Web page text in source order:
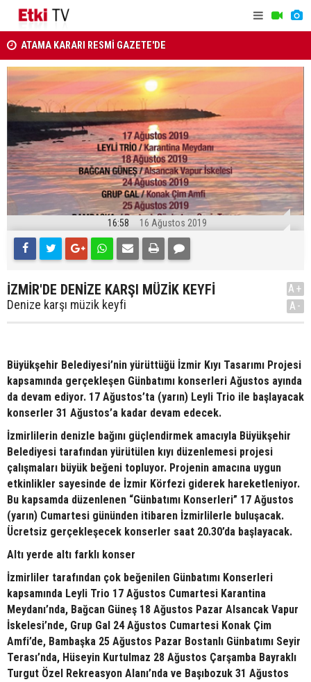
ATAMA KARARI RESMİ GAZETE'DE
Menderes Belediye Başkanı İlkay Çiçek görevden
uzaklaştırıldı aydınlatıldı
16:58 16 Ağustos 2019
İZMİR'DE DENİZE KARŞI MÜZİK KEYFİ
Denize karşı müzik keyfi
A+
A-
Büyükşehir Belediyesi’nin yürüttüğü İzmir Kıyı Tasarımı Projesi
kapsamında gerçekleşen Günbatımı konserleri Ağustos ayında
da devam ediyor. 17 Ağustos’ta (yarın) Leyli Trio ile başlayacak
konserler 31 Ağustos’a kadar devam edecek.
İzmirlilerin denizle bağını güçlendirmek amacıyla Büyükşehir
Belediyesi tarafından yürütülen kıyı düzenlemesi projesi
çalışmaları büyük beğeni topluyor. Projenin amacına uygun
etkinlikler sayesinde de İzmir Körfezi giderek hareketleniyor.
Bu kapsamda düzenlenen “Günbatımı Konserleri” 17 Ağustos
(yarın) Cumartesi gününden itibaren İzmirlilerle buluşacak.
Ücretsiz gerçekleşecek konserler saat 20.30’da başlayacak.
Altı yerde altı farklı konser
İzmirliler tarafından çok beğenilen Günbatımı Konserleri
kapsamında Leyli Trio 17 Ağustos Cumartesi Karantina
Meydanı’nda, Bağcan Güneş 18 Ağustos Pazar Alsancak Vapur
İskelesi’nde, Grup Gal 24 Ağustos Cumartesi Konak Çim
Amfi’de, Bambaşka 25 Ağustos Pazar Bostanlı Günbatımı Seyir
Terası’nda, Hüseyin Kurtulmaz 28 Ağustos Çarşamba Bayraklı
Turgut Özel Rekreasyon Alanı’nda ve Başıbozuk 31 Ağustos